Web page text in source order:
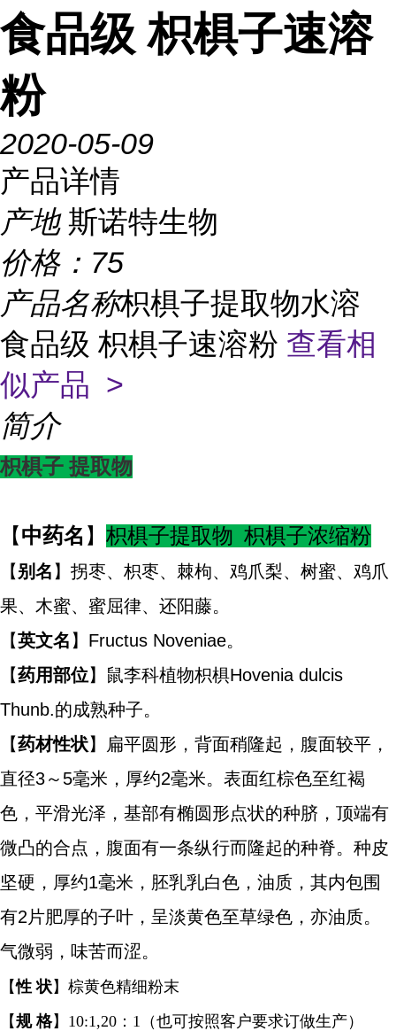
食品级 枳椇子速溶
粉
2020-05-09
产品详情
产地 斯诺特生物
价格： 75
产品名称枳椇子提取物水溶
食品级 枳椇子速溶粉 查看相
似产品 >
简介
枳椇子 提取物
【中药名 】 枳椇子提取物 枳椇子浓缩粉
【别名 】拐枣、枳枣、棘枸、鸡爪梨、树蜜、鸡爪
果、木蜜、蜜屈律、还阳藤。
【英文名 】Fructus Noveniae。
【药用部位】鼠李科植物枳椇Hovenia dulcis
Thunb.的成熟种子。
【药材性状】扁平圆形，背面稍隆起，腹面较平，
直径3～5毫米，厚约2毫米。表面红棕色至红褐
色，平滑光泽，基部有椭圆形点状的种脐，顶端有
微凸的合点，腹面有一条纵行而隆起的种脊。种皮
坚硬，厚约1毫米，胚乳乳白色，油质，其内包围
有2片肥厚的子叶，呈淡黄色至草绿色，亦油质。
气微弱，味苦而涩。
【性 状】棕黄色精细粉末
【规 格】 10:1,20：1（也可按照客户要求订做生产）